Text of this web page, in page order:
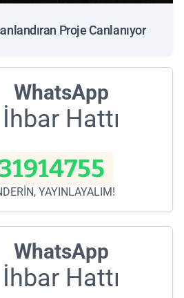
Proje Canlanıyor
WhatsApp
İhbar Hattı
YAYINLAYALIM!
WhatsApp
İhbar Hattı